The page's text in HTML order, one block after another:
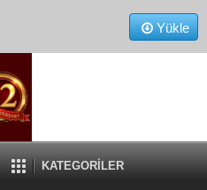
Yükle
KATEGORİLER